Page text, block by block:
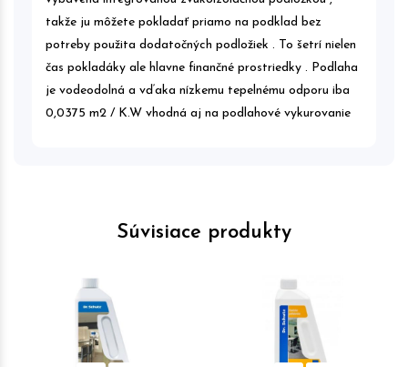
takže ju môžete pokladať priamo na podklad bez
potreby použita dodatočných podložiek . To šetrí nielen
čas pokladáky ale hlavne finančné prostriedky . Podlaha
je vodeodolná a vďaka nízkemu tepelnému odporu iba
0,0375 m2 / K.W vhodná aj na podlahové vykurovanie
Súvisiace produkty